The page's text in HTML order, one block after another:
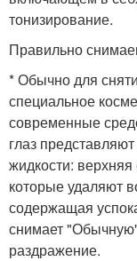
тонизирование.
Правильно
* Обычно для
специальное
современные
глаз
жидкости:
которые удаляют
содержащая
снимает
раздражение.